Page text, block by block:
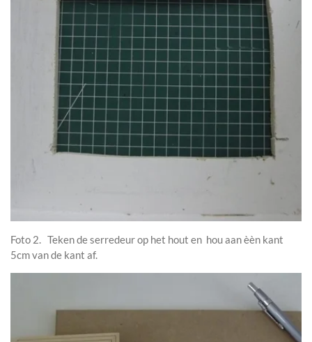
Foto 2. Teken de serredeur op het hout en hou aan èèn kant
5cm van de kant af.